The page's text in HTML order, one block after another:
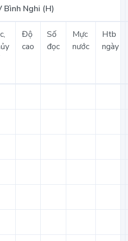
Bình Nghi (H)
Độ
cao
Số
đọc
Mực
nước
Htb
ngày